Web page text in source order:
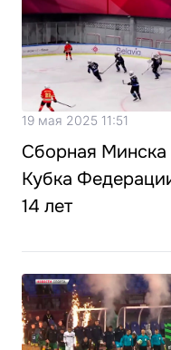
19 мая 2025 11:51
Сборная Минска
Кубка
14 лет